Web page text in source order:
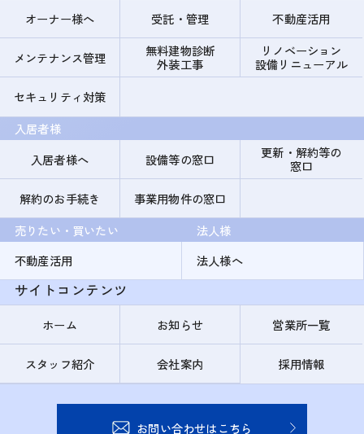
オーナー様へ
受託・管理 不動産活用
メンテナンス管理
無料建物診断
外装工事
リノベーション
設備リニューアル
セキュリティ対策
入居者様
入居者様へ
設備等の窓口
更新・解約等の
窓口
解約のお手続き
事業用物件の窓口
売りたい・買いたい
不動産活用
法人様
法人様へ
サイトコンテンツ
ホーム お知らせ 営業所一覧
スタッフ紹介 会社案内 採用情報
お問い合わせはこちら